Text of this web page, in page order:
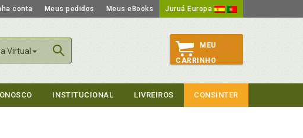
conta Meus pedidos Meus eBooks Juruá Europa
Virtual
MEU
CARRINHO
INSTITUCIONAL LIVREIROS CONSINTER